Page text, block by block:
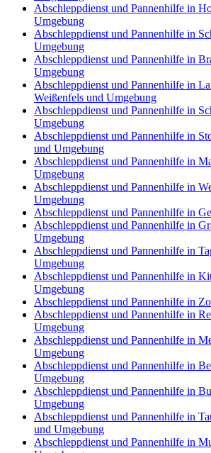
Abschleppdienst und Pannenhilfe in
Umgebung
Abschleppdienst und Pannenhilfe in
Umgebung
Abschleppdienst und Pannenhilfe in
Umgebung
Abschleppdienst und Pannenhilfe in
Weißenfels und Umgebung
Abschleppdienst und Pannenhilfe in
Umgebung
Abschleppdienst und Pannenhilfe in
und Umgebung
Abschleppdienst und Pannenhilfe in
Umgebung
Abschleppdienst und Pannenhilfe in
Umgebung
Abschleppdienst und Pannenhilfe in
Abschleppdienst und Pannenhilfe in
Umgebung
Abschleppdienst und Pannenhilfe in
Umgebung
Abschleppdienst und Pannenhilfe in
Umgebung
Abschleppdienst und Pannenhilfe in
Abschleppdienst und Pannenhilfe in
Umgebung
Abschleppdienst und Pannenhilfe in
Umgebung
Abschleppdienst und Pannenhilfe in
Umgebung
Abschleppdienst und Pannenhilfe in
Umgebung
Abschleppdienst und Pannenhilfe in
und Umgebung
Abschleppdienst und Pannenhilfe in